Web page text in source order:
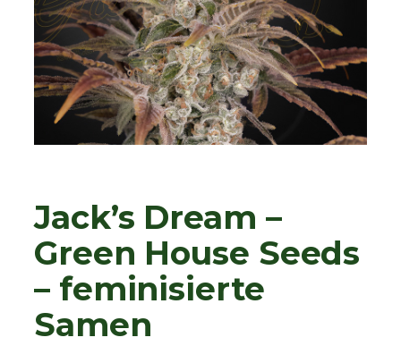
Jack’s Dream –
Green House Seeds
– feminisierte
Samen